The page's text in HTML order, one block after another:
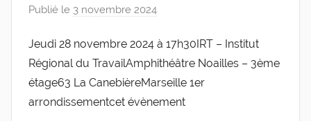
Publié le 3 novembre 2024
r
g
l
e
Jeudi 28 novembre 2024 à 17h30IRT – Institut
Régional du TravailAmphithéâtre Noailles – 3ème
étage63 La CanebièreMarseille 1er
arrondissementcet évènement